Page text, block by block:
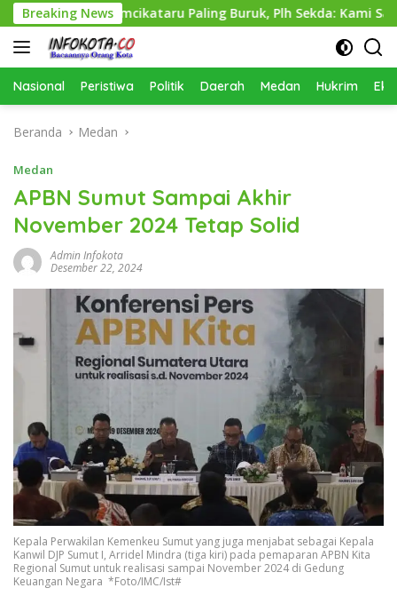
Langsung
ke
konten
Breaking News
Perkimcikataru Paling Buruk, Plh Sekda: Kami Sarankan
Nasional Peristiwa Politik Daerah Medan Hukrim
Beranda Medan
Medan
APBN Sumut Sampai Akhir
November 2024 Tetap Solid
Admin Infokota
Desember 22, 2024
Kepala Perwakilan Kemenkeu Sumut yang juga menjabat sebagai Kepala
Kanwil DJP Sumut I, Arridel Mindra (tiga kiri) pada pemaparan APBN Kita
Regional Sumut untuk realisasi sampai November 2024 di Gedung
Keuangan Negara *Foto/IMC/Ist#